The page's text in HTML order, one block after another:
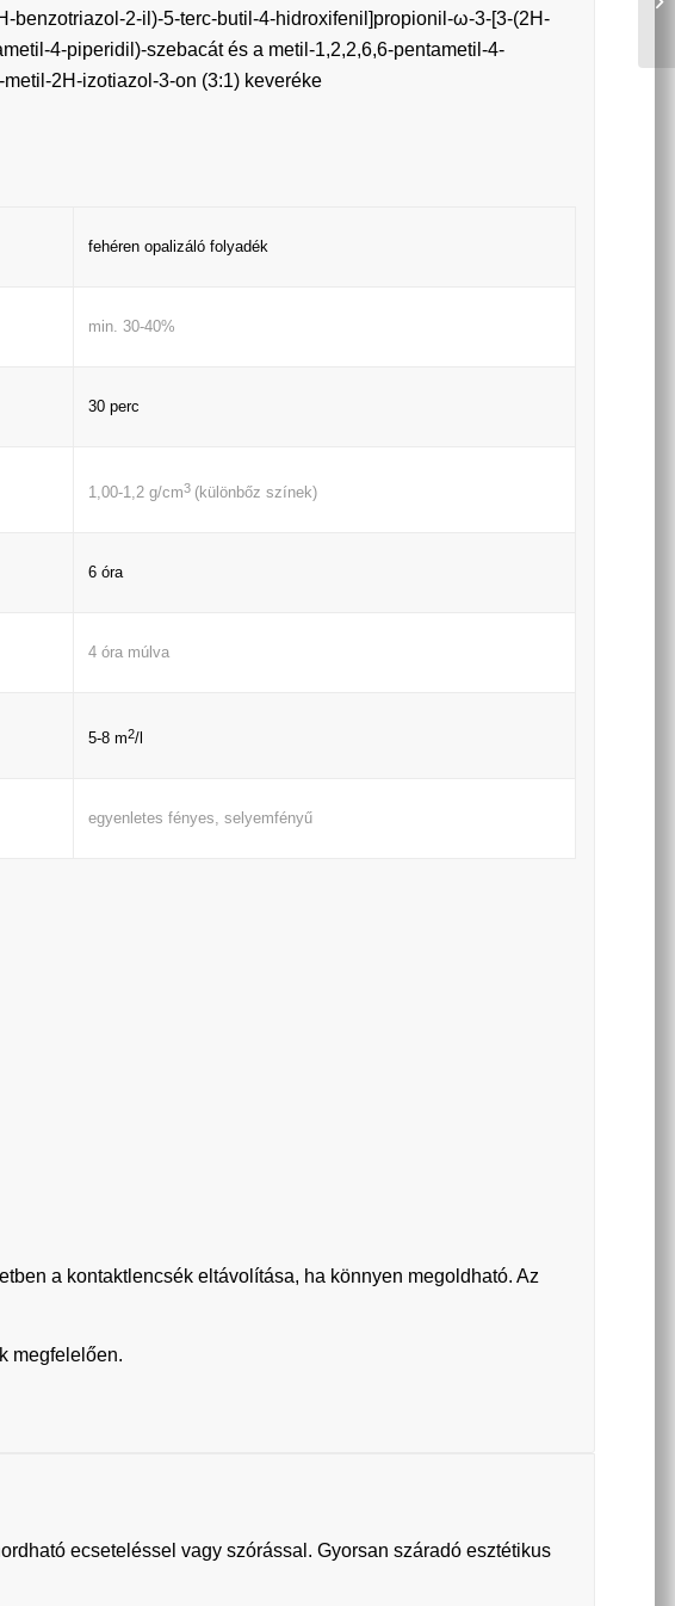
benzotriazol-2-il)-5-terc-butil-4-hidroxifenil]propionil-ω-3-[3-(2H-
4-piperidil)-szebacát és a metil-1,2,2,6,6-pentametil-4-
2H-izotiazol-3-on (3:1) keveréke
fehéren opalizáló folyadék
min. 30-40%
30 perc
1,00-1,2 g/cm3 (különbőz színek)
6 óra
4 óra múlva
5-8 m2/l
egyenletes fényes, selyemfényű
a kontaktlencsék eltávolítása, ha könnyen megoldható. Az
megfelelően.
ecseteléssel vagy szórással. Gyorsan száradó esztétikus